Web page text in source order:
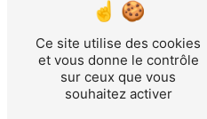
Ce site utilise des cookies
et vous donne le contrôle
sur ceux que vous
souhaitez activer